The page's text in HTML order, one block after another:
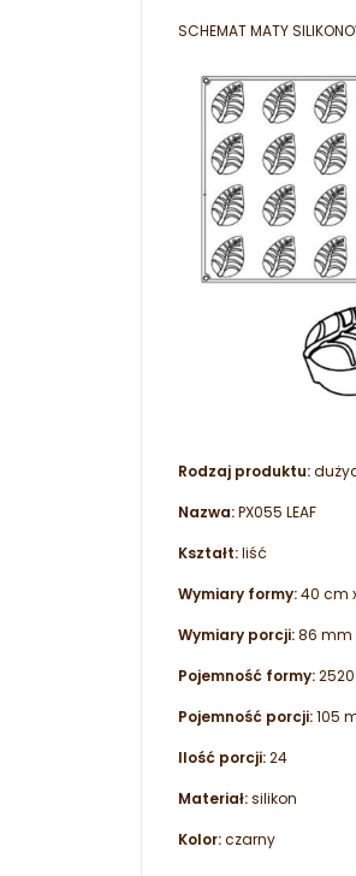
SCHEMAT MATY
Rodzaj produktu:
Nazwa:PX055 LEAF
Kształt:liść
Wymiary formy:40 cm
Wymiary porcji:86 mm
Pojemność formy:
Pojemność porcji:105
Ilość porcji:24
Materiał:silikon
Kolor:czarny